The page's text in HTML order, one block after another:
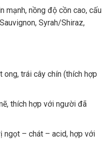
mạnh, nồng độ cồn cao, cấu
Syrah/Shiraz,
ong, trái cây chín (thích hợp
thích hợp với người đã
ngọt – chát – acid, hợp với